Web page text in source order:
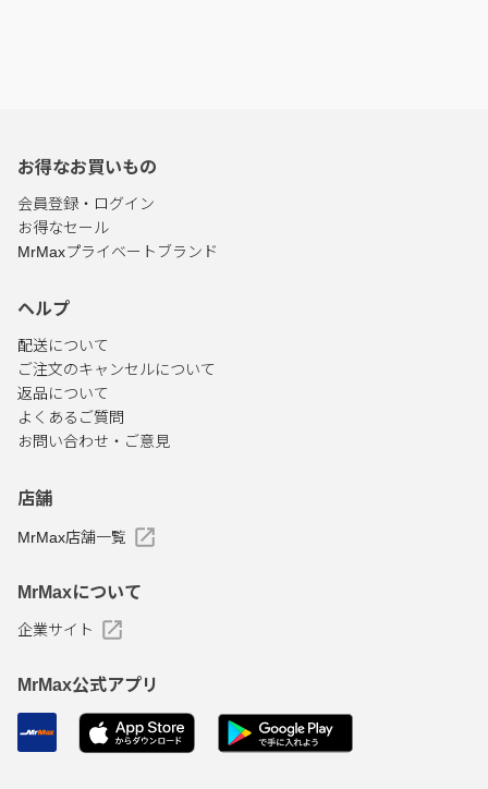
お得なお買いもの
会員登録・ログイン
お得なセール
MrMaxプライベートブランド
ヘルプ
配送について
ご注文のキャンセルについて
返品について
よくあるご質問
お問い合わせ・ご意見
店舗
MrMax店舗一覧
MrMaxについて
企業サイト
MrMax公式アプリ